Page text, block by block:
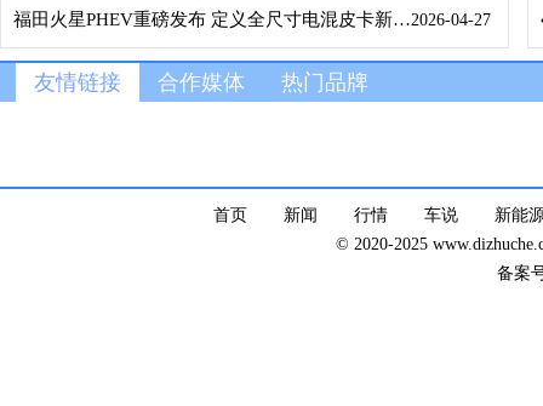
2026-04-27
福田火星PHEV重磅发布 定义全尺寸电混皮卡新标杆
友情链接 合作媒体 热门品牌
首页 新闻 行情 车说
新能
© 2020-2025
备案